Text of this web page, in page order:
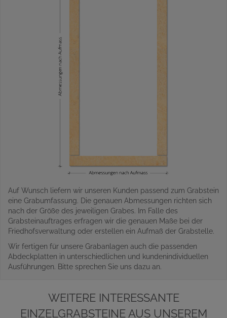
Auf Wunsch liefern wir unseren Kunden passend zum Grabstein
eine Grabumfassung. Die genauen Abmessungen richten sich
nach der Größe des jeweiligen Grabes. Im Falle des
Grabsteinauftrages erfragen wir die genauen Maße bei der
Friedhofsverwaltung oder erstellen ein Aufmaß der Grabstelle.
Wir fertigen für unsere Grabanlagen auch die passenden
Abdeckplatten in unterschiedlichen und kundenindividuellen
Ausführungen. Bitte sprechen Sie uns dazu an.
WEITERE INTERESSANTE
EINZELGRABSTEINE AUS UNSEREM